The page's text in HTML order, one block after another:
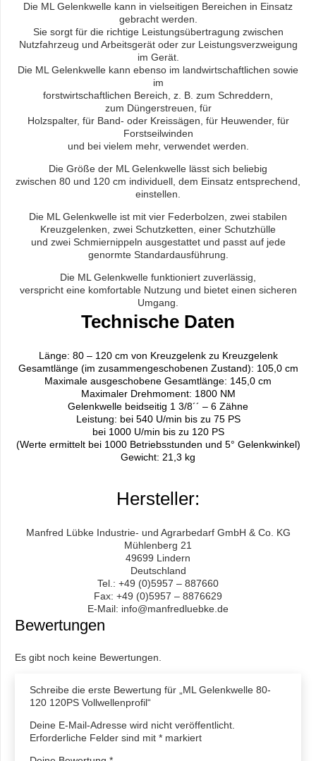
Die ML Gelenkwelle kann in vielseitigen Bereichen in Einsatz
gebracht werden.
Sie sorgt für die richtige Leistungsübertragung zwischen
Nutzfahrzeug und Arbeitsgerät oder zur Leistungsverzweigung
im Gerät.
Die ML Gelenkwelle kann ebenso im landwirtschaftlichen sowie
im
forstwirtschaftlichen Bereich, z. B. zum Schreddern,
zum Düngerstreuen, für
Holzspalter, für Band- oder Kreissägen, für Heuwender, für
Forstseilwinden
und bei vielem mehr, verwendet werden.
Die Größe der ML Gelenkwelle lässt sich beliebig
zwischen 80 und 120 cm individuell, dem Einsatz entsprechend,
einstellen.
Die ML Gelenkwelle ist mit vier Federbolzen, zwei stabilen
Kreuzgelenken, zwei Schutzketten, einer Schutzhülle
und zwei Schmiernippeln ausgestattet und passt auf jede
genormte Standardausführung.
Die ML Gelenkwelle funktioniert zuverlässig,
verspricht eine komfortable Nutzung und bietet einen sicheren
Umgang.
Technische Daten
Länge: 80 – 120 cm von Kreuzgelenk zu Kreuzgelenk
Gesamtlänge (im zusammengeschobenen Zustand): 105,0 cm
Maximale ausgeschobene Gesamtlänge: 145,0 cm
Maximaler Drehmoment: 1800 NM
Gelenkwelle beidseitig 1 3/8´´ – 6 Zähne
Leistung: bei 540 U/min bis zu 75 PS
bei 1000 U/min bis zu 120 PS
(Werte ermittelt bei 1000 Betriebsstunden und 5° Gelenkwinkel)
Gewicht: 21,3 kg
Hersteller:
Manfred Lübke Industrie- und Agrarbedarf GmbH & Co. KG
Mühlenberg 21
49699 Lindern
Deutschland
Tel.: +49 (0)5957 – 887660
Fax: +49 (0)5957 – 8876629
E-Mail: info@manfredluebke.de
Bewertungen
Es gibt noch keine Bewertungen.
Schreibe die erste Bewertung für „ML Gelenkwelle 80-
120 120PS Vollwellenprofil“
Deine E-Mail-Adresse wird nicht veröffentlicht.
Erforderliche Felder sind mit * markiert